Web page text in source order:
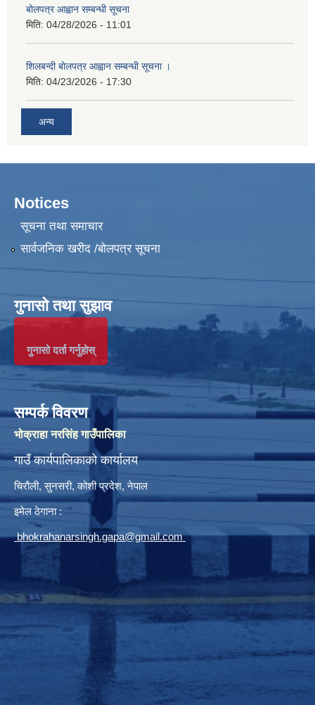
बोलपत्र आह्वान सम्बन्धी सूचना
मिति: 04/28/2026 - 11:01
शिलबन्दी बोलपत्र आह्वान सम्बन्धी सूचना ।
मिति: 04/23/2026 - 17:30
अन्य
Notices
सूचना तथा समाचार
सार्वजनिक खरीद /बोलपत्र सूचना
गुनासो तथा सुझाव
गुनासो दर्ता गर्नुहोस्
सम्पर्क विवरण
भोक्राहा नरसिंह गाउँपालिका
गाउँ कार्यपालिकाको कार्यालय
चिरौली, सुनसरी, कोशी प्रदेश, नेपाल
इमेल ठेगाना :
bhokrahanarsingh.gapa@gmail.com